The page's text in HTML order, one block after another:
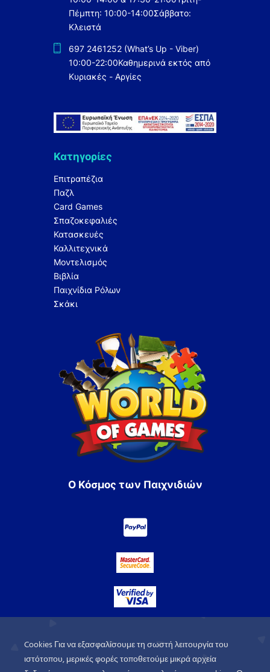
Πέμπτη: 10:00-14:00Σάββατο:
Κλειστά
697 2461252 (What’s Up - Viber)
10:00-22:00Καθημερινά εκτός από
Κυριακές - Αργίες
Κατηγορίες
Επιτραπέζια
Παζλ
Card Games
Σπαζοκεφαλιές
Κατασκευές
Καλλιτεχνικά
Μοντελισμός
Βιβλία
Παιχνίδια Ρόλων
Σκάκι
Ο Κόσμος των Παιχνιδιών
Cookies Για να εξασφαλίσουμε τη σωστή λειτουργία του
ιστότοπου, μερικές φορές τοποθετούμε μικρά αρχεία